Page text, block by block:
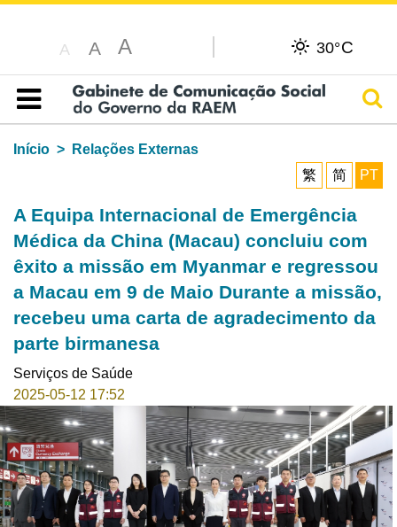
A A A 30°C
Índice
Início
Relações Externas
繁
简 PT
A Equipa Internacional de Emergência
Médica da China (Macau) concluiu com
êxito a missão em Myanmar e regressou
a Macau em 9 de Maio Durante a missão,
recebeu uma carta de agradecimento da
parte birmanesa
Serviços de Saúde
2025-05-12 17:52